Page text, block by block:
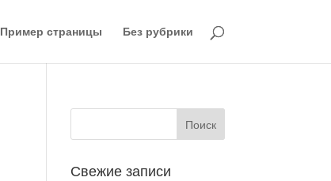
Пример страницы Без рубрики
Свежие записи